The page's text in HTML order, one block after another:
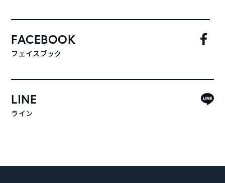
FACEBOOK
フェイスブック
LINE
ライン